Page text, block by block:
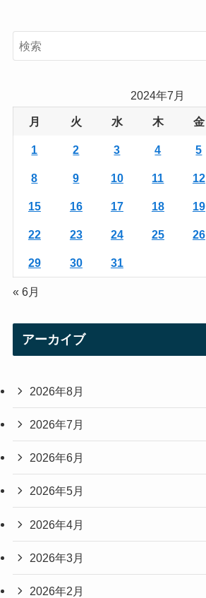
e
r
2024年7月
月 火 水 木 金
1 2 3 4 5
8 9 10 11 12
15 16 17 18 19
22 23 24 25 26
29 30 31
« 6月
アーカイブ
2026年8月
2026年7月
2026年6月
2026年5月
2026年4月
2026年3月
2026年2月